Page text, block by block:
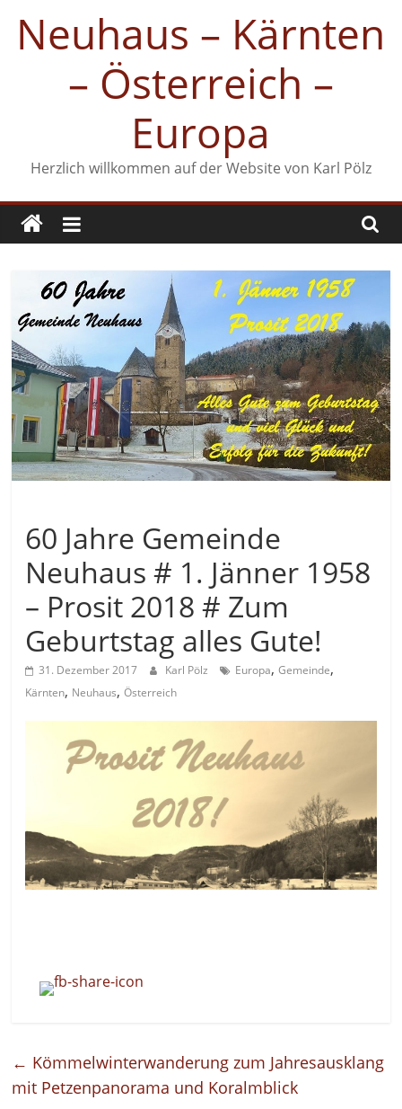
Inhalt
springen
Neuhaus – Kärnten
– Österreich –
Europa
Herzlich willkommen auf der Website von Karl Pölz
60 Jahre Gemeinde
Neuhaus # 1. Jänner 1958
– Prosit 2018 # Zum
Geburtstag alles Gute!
31. Dezember 2017 Karl Pölz Europa,Gemeinde,
Kärnten, Neuhaus,Österreich
← Kömmelwinterwanderung zum Jahresausklang
mit Petzenpanorama und Koralmblick